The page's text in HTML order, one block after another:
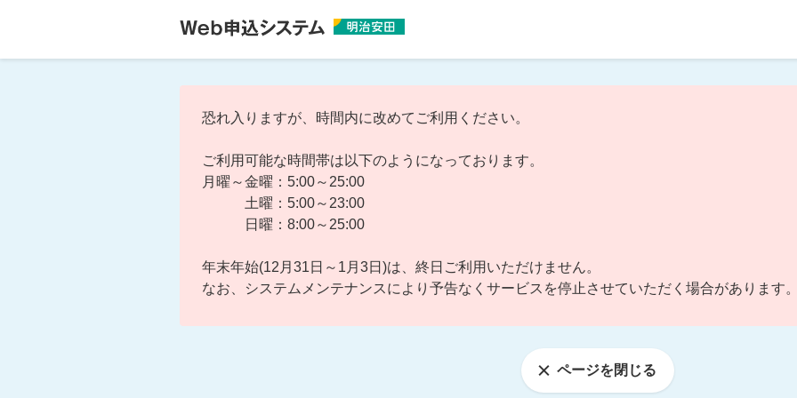
恐れ入りますが、時間内に改めてご利用ください。
ご利用可能な時間帯は以下のようになっております。
月曜～金曜：5:00～25:00
土曜：5:00～23:00
日曜：8:00～25:00
年末年始(12月31日～1月3日)は、終日ご利用いただけません。
なお、システムメンテナンスにより予告なくサービスを停止させていただく場合があります
ページを閉じる